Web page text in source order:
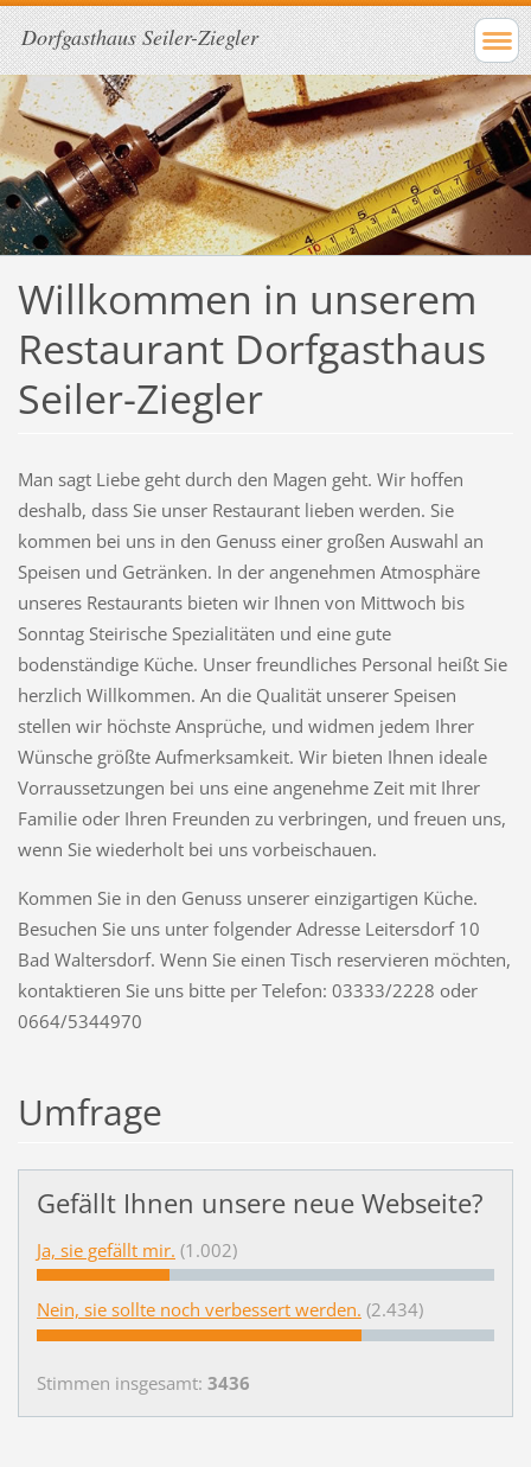
Dorfgasthaus Seiler-Ziegler
Willkommen in unserem
Restaurant Dorfgasthaus
Seiler-Ziegler
Man sagt Liebe geht durch den Magen geht. Wir hoffen
deshalb, dass Sie unser Restaurant lieben werden. Sie
kommen bei uns in den Genuss einer großen Auswahl an
Speisen und Getränken. In der angenehmen Atmosphäre
unseres Restaurants bieten wir Ihnen von Mittwoch bis
Sonntag Steirische Spezialitäten und eine gute
bodenständige Küche. Unser freundliches Personal heißt Sie
herzlich Willkommen. An die Qualität unserer Speisen
stellen wir höchste Ansprüche, und widmen jedem Ihrer
Wünsche größte Aufmerksamkeit. Wir bieten Ihnen ideale
Vorraussetzungen bei uns eine angenehme Zeit mit Ihrer
Familie oder Ihren Freunden zu verbringen, und freuen uns,
wenn Sie wiederholt bei uns vorbeischauen.
Kommen Sie in den Genuss unserer einzigartigen Küche.
Besuchen Sie uns unter folgender Adresse Leitersdorf 10
Bad Waltersdorf. Wenn Sie einen Tisch reservieren möchten,
kontaktieren Sie uns bitte per Telefon: 03333/2228 oder
0664/5344970
Umfrage
Gefällt Ihnen unsere neue Webseite?
Ja, sie gefällt mir. (1.002)
Nein, sie sollte noch verbessert werden. (2.434)
Stimmen insgesamt: 3436